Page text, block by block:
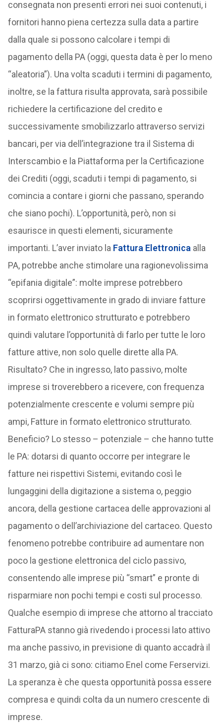
consegnata non presenti errori nei suoi contenuti, i
fornitori hanno piena certezza sulla data a partire
dalla quale si possono calcolare i tempi di
pagamento della PA (oggi, questa data è per lo meno
“aleatoria”). Una volta scaduti i termini di pagamento,
inoltre, se la fattura risulta approvata, sarà possibile
richiedere la certificazione del credito e
successivamente smobilizzarlo attraverso servizi
bancari, per via dell’integrazione tra il Sistema di
Interscambio e la Piattaforma per la Certificazione
dei Crediti (oggi, scaduti i tempi di pagamento, si
comincia a contare i giorni che passano, sperando
che siano pochi). L’opportunità, però, non si
esaurisce in questi elementi, sicuramente
importanti. L’aver inviato la Fattura Elettronica alla
PA, potrebbe anche stimolare una ragionevolissima
“epifania digitale”: molte imprese potrebbero
scoprirsi oggettivamente in grado di inviare fatture
in formato elettronico strutturato e potrebbero
quindi valutare l’opportunità di farlo per tutte le loro
fatture attive, non solo quelle dirette alla PA.
Risultato? Che in ingresso, lato passivo, molte
imprese si troverebbero a ricevere, con frequenza
potenzialmente crescente e volumi sempre più
ampi, Fatture in formato elettronico strutturato.
Beneficio? Lo stesso – potenziale – che hanno tutte
le PA: dotarsi di quanto occorre per integrare le
fatture nei rispettivi Sistemi, evitando così le
lungaggini della digitazione a sistema o, peggio
ancora, della gestione cartacea delle approvazioni al
pagamento o dell’archiviazione del cartaceo. Questo
fenomeno potrebbe contribuire ad aumentare non
poco la gestione elettronica del ciclo passivo,
consentendo alle imprese più “smart” e pronte di
risparmiare non pochi tempi e costi sul processo.
Qualche esempio di imprese che attorno al tracciato
FatturaPA stanno già rivedendo i processi lato attivo
ma anche passivo, in previsione di quanto accadrà il
31 marzo, già ci sono: citiamo Enel come Ferservizi.
La speranza è che questa opportunità possa essere
compresa e quindi colta da un numero crescente di
imprese.